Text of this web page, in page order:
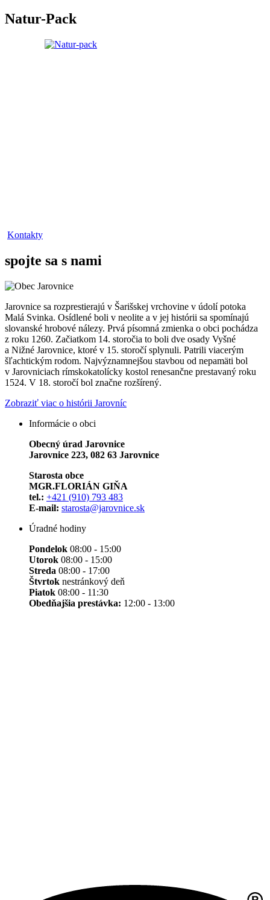
Natur-Pack
Kontakty
spojte sa s nami
Jarovnice sa rozprestierajú v Šarišskej vrchovine v údolí potoka
Malá Svinka. Osídlené boli v neolite a v jej histórii sa spomínajú
slovanské hrobové nálezy. Prvá písomná zmienka o obci pochádza
z roku 1260. Začiatkom 14. storočia to boli dve osady Vyšné
a Nižné Jarovnice, ktoré v 15. storočí splynuli. Patrili viacerým
šľachtickým rodom. Najvýznamnejšou stavbou od nepamäti bol
v Jarovniciach rímskokatolícky kostol renesančne prestavaný roku
1524. V 18. storočí bol značne rozšírený.
Zobraziť viac o histórii Jarovníc
Informácie o obci
Obecný úrad Jarovnice
Jarovnice 223, 082 63 Jarovnice
Starosta obce
MGR.FLORIÁN GIŇA
tel.: +421 (910) 793 483
E-mail: starosta@jarovnice.sk
Úradné hodiny
Pondelok 08:00 - 15:00
Utorok 08:00 - 15:00
Streda 08:00 - 17:00
Štvrtok nestránkový deň
Piatok 08:00 - 11:30
Obedňajšia prestávka: 12:00 - 13:00